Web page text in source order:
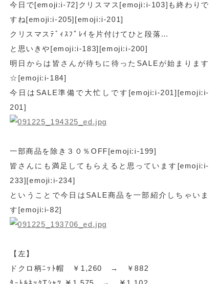
今日で[emoji:i-72]クリスマス[emoji:i-103]も終わりで
すね[emoji:i-205][emoji:i-201]
クリスマスﾃﾞｨｽﾌﾟﾚｲを片付けてひと段落…
と思いきや[emoji:i-183][emoji:i-200]
明日からは皆さんが待ちに待ったSALEが始まります
☆[emoji:i-184]
今日はSALE準備で大忙しです[emoji:i-201][emoji:i-
201]
一部商品を除き３０％OFF[emoji:i-199]
皆さんにも満足してもらえると思っています[emoji:i-
233][emoji:i-234]
ということで今日はSALE商品を一部紹介しちゃいま
す[emoji:i-82]
【左】
ドクロ柄ﾆｯﾄ帽 ￥1,260 → ￥882